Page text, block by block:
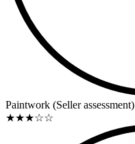
Paintwork (Seller assessment)
★★★☆☆